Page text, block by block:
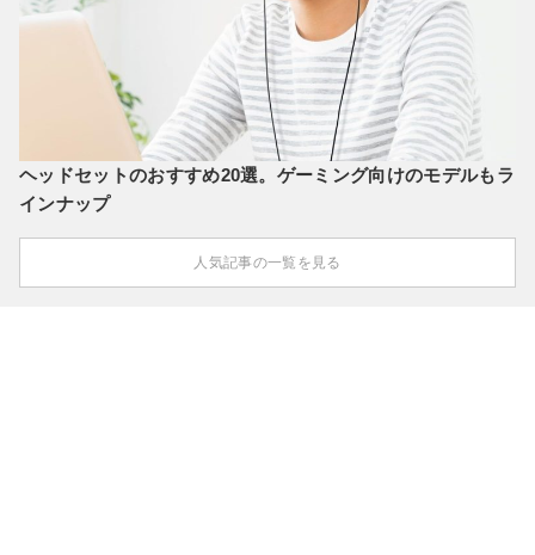
ヘッドセットのおすすめ20選。ゲーミング向けのモデルもラ
インナップ
人気記事の一覧を見る